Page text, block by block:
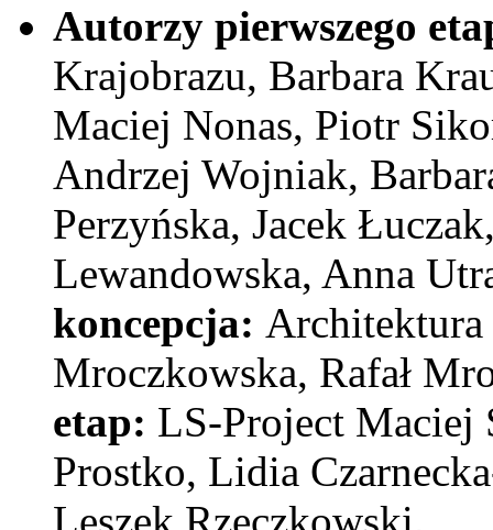
Autorzy pierwszego
Krajobrazu, Barbara
Maciej Nonas, Piotr
Andrzej Wojniak,
Perzyńska, Jacek
Lewandowska, Anna
koncepcja:
Mroczkowska, Rafał
etap: LS-Project Maciej
Prostko, Lidia
Leszek Rzeczkowski.